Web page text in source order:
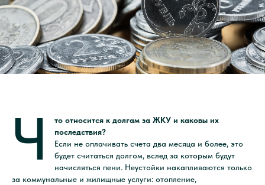
Ч
то относится к долгам за ЖКУ и каковы их
последствия?
Если не оплачивать счета два месяца и более, это
будет считаться долгом, вслед за которым будут
начисляться пени. Неустойки накапливаются только
за коммунальные и жилищные услуги: отопление,